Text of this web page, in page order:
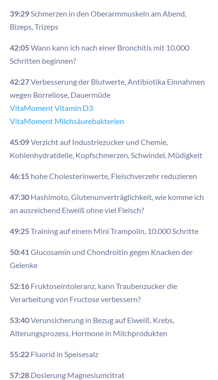
39:29 Schmerzen in den Oberarmmuskeln am Abend,
Bizeps, Trizeps
42:05Wann kann ich nach einer Bronchitis mit 10.000
Schritten beginnen?
42:27Verbesserung der Blutwerte, Antibiotika Einnahmen
wegen Borreliose, Dauermüde
VitaMoment Vitamin D3
VitaMoment Milchsäurebakterien
45:09Verzicht auf Industriezucker und Chemie,
Kohlenhydratdelle, Kopfschmerzen, Schwindel, Müdigkeit
46:15 hohe Cholesterinwerte, Fleischverzehr reduzieren
47:30 Hashimoto, Glutenunverträglichkeit, wie komme ich
an ausreichend Eiweiß ohne viel Fleisch?
49:25Training auf einem Mini Trampolin, 10.000 Schritte
50:41 Glucosamin und Chondroitin gegen Knacken der
Gelenke
52:16 Fruktoseintoleranz, kann Traubenzucker die
Verarbeitung von Fructose verbessern?
53:40Verunsicherung in Bezug auf Eiweiß, Krebs,
Alterungsprozess, Hormone in Milchprodukten
55:22 Fluorid in Speisesalz
57:28 Dosierung Magnesiumcitrat